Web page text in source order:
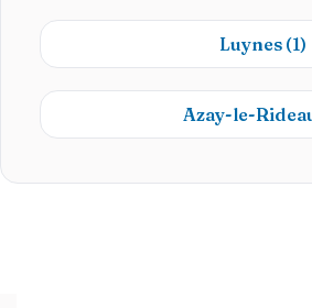
Luynes (1)
Azay-le-